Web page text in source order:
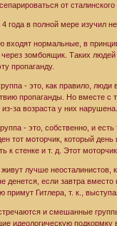
от
4 года в полной мере изучил
входят нормальные, в
через зомбоящик. Таких
пропаганду.
- это, как правило,
пропаганды. Но вместе с
из-за возраста у них
- это, собственно, и
тот моторчик, который
к стенке и т. д. Этот
живут лучше неосталинистов,
денется, если завтра
примут Гитлера, т. к.,
и смешанные
идеологическую подкормку